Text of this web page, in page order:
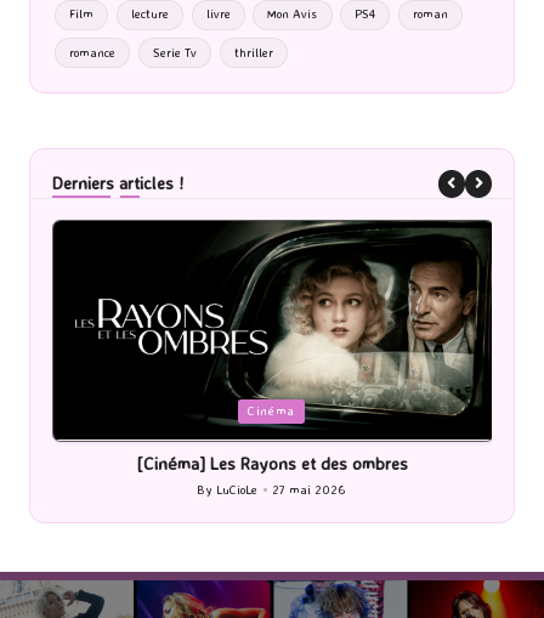
Film lecture livre Mon Avis PS4 roman
romance Serie Tv thriller
Derniers articles !
in
Cinéma
[Cinéma] Les Rayons et des ombres
Posted
by
By LuCioLe 27 mai 2026